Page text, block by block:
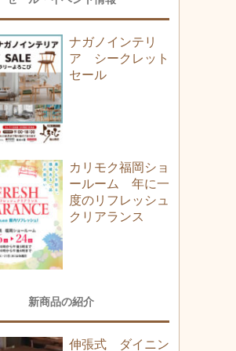
ナガノインテリ
ア シークレット
セール
カリモク福岡ショ
ールーム 年に一
度のリフレッシュ
クリアランス
新商品の紹介
伸張式 ダイニン